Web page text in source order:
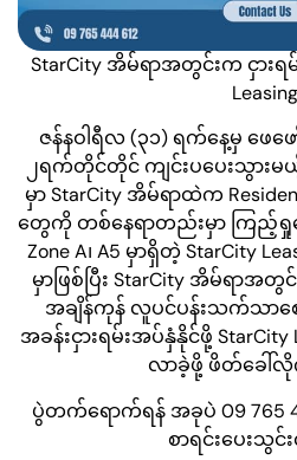
StarCity အိမ်ရာအတွင်းက ငှား
Leasing
ဇန်နဝါရီလ (၃၁) ရက်နေ့မှ ဖေ
၂ရက်တိုင်တိုင် ကျင်းပပေးသွားမယ့်
မှာ StarCity အိမ်ရာထဲက
တွေကို တစ်နေရာတည်းမှာ ကြည့်ရှု
Zone A၊ A5 မှာရှိတဲ့ StarCity
မှာဖြစ်ပြီး StarCity အိမ်ရာအ
အချိန်ကုန် လူပင်ပန်းသက်သာစ
အခန်းငှားရမ်းအပ်နှံနိုင်ဖို့ StarCity
လာခဲ့ဖို့ ဖိတ်ခေါ်
ပွဲတက်ရောက်ရန် အခုပဲ 09 765
စာရင်းပေးသွင်